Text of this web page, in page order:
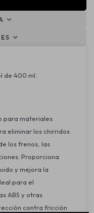
de 400 ml.
para materiales
eliminar los chirridos
los frenos, las
Proporciona
y mejora la
para el
ABS y otras
contra fricción